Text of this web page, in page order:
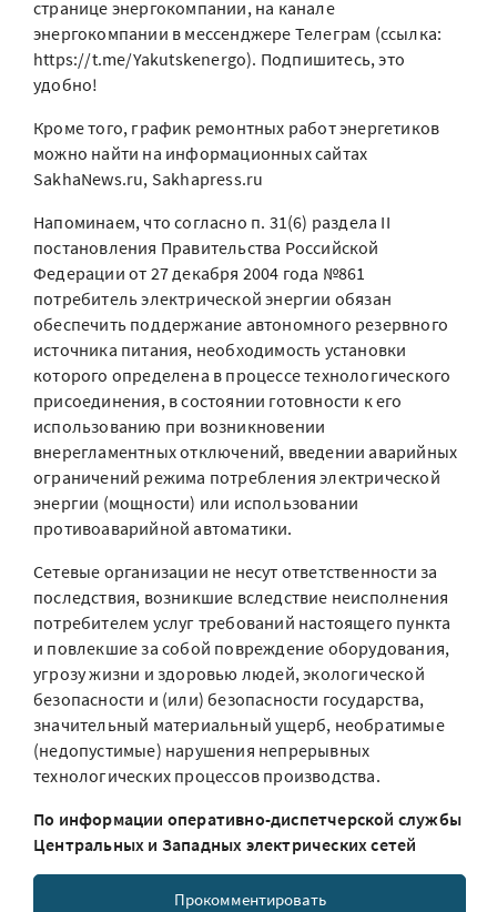
странице энергокомпании, на канале
энергокомпании в мессенджере Телеграм (ссылка:
https://t.me/Yakutskenergo). Подпишитесь, это
удобно!
Кроме того, график ремонтных работ энергетиков
можно найти на информационных сайтах
SakhaNews.ru, Sakhapress.ru
Напоминаем, что согласно п. 31(6) раздела II
постановления Правительства Российской
Федерации от 27 декабря 2004 года №861
потребитель электрической энергии обязан
обеспечить поддержание автономного резервного
источника питания, необходимость установки
которого определена в процессе технологического
присоединения, в состоянии готовности к его
использованию при возникновении
внерегламентных отключений, введении аварийных
ограничений режима потребления электрической
энергии (мощности) или использовании
противоаварийной автоматики.
Сетевые организации не несут ответственности за
последствия, возникшие вследствие неисполнения
потребителем услуг требований настоящего пункта
и повлекшие за собой повреждение оборудования,
угрозу жизни и здоровью людей, экологической
безопасности и (или) безопасности государства,
значительный материальный ущерб, необратимые
(недопустимые) нарушения непрерывных
технологических процессов производства.
По информации оперативно-диспетчерской службы
Центральных и Западных электрических сетей
Прокомментировать